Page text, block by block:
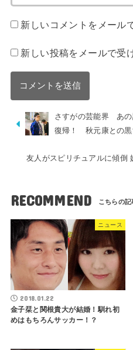
新しいコメントをメール
新しい投稿をメールで受
さすがの芸能界 あの
復帰！ 秋元康との黒
友人がスピリチュアルに傾倒
RECOMMEND
ニュース
2018.01.22
金子栞と関根貴大が結婚！馴れ初
めはもちろんサッカー！？